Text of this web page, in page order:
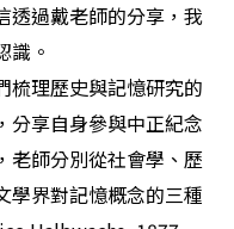
透過戴老師的分享，我
識。
梳理歷史與記憶研究的
分享自身參與中正紀念
老師分別從社會學、歷
學界對記憶概念的三種